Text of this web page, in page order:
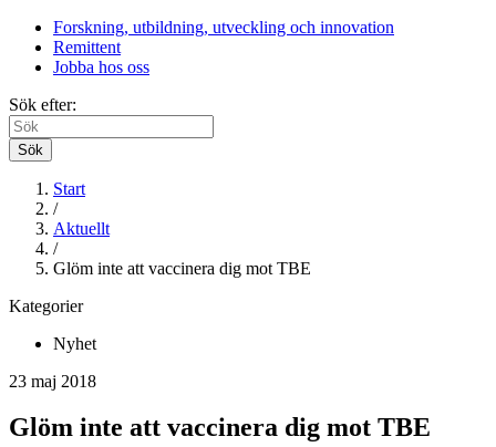
Forskning, utbildning, utveckling och innovation
Remittent
Jobba hos oss
Sök efter:
Sök
Start
/
Aktuellt
/
Glöm inte att vaccinera dig mot TBE
Kategorier
Nyhet
23 maj 2018
Glöm inte att vaccinera dig mot TBE